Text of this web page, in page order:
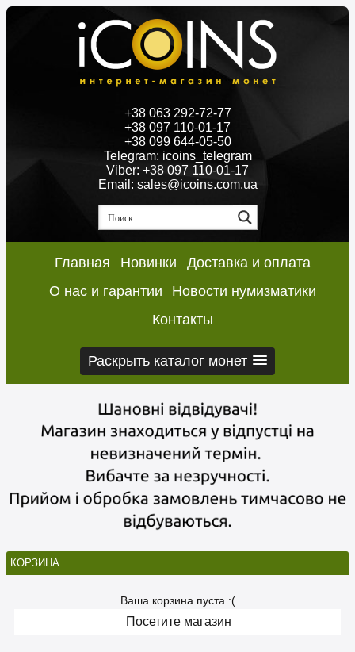
+38 063 292-72-77
+38 097 110-01-17
+38 099 644-05-50
Telegram: icoins_telegram
Viber: +38 097 110-01-17
Email: sales@icoins.com.ua
Главная Новинки
Доставка и оплата
О нас и гарантии
Новости нумизматики
Контакты
Раскрыть каталог монет
КОРЗИНА
Ваша корзина пуста :(
Посетите магазин